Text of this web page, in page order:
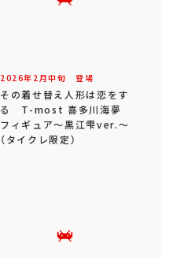
2026年 2 月中旬 登場
その着せ替え人形は恋をす
る T-most 喜多川海夢
フィギュア～黒江雫ver.～
（タイクレ限定）